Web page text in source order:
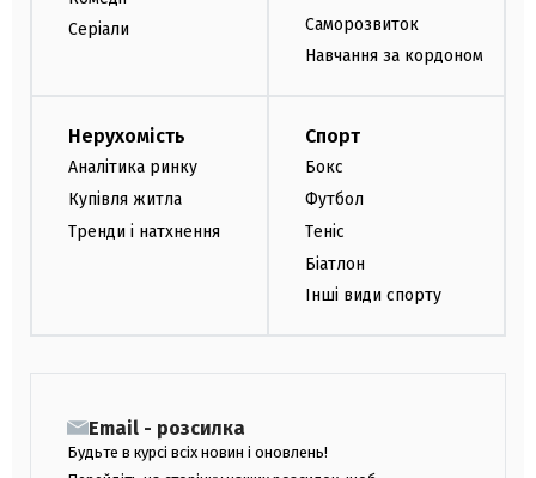
Серіали
Саморозвиток
Навчання за кордоном
Нерухомість
Аналітика ринку
Купівля житла
Тренди і натхнення
Спорт
Бокс
Футбол
Теніс
Біатлон
Інші види спорту
Email - розсилка
Будьте в курсі всіх новин і оновлень!